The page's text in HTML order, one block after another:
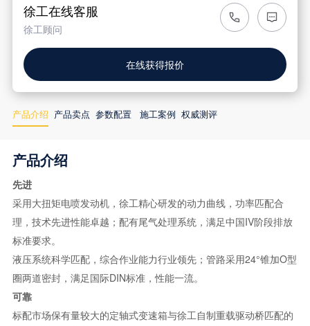
徐工在线客服
徐工顾问
在线获得报价
产品介绍 产品卖点 参数配置 施工案例 权威测评
产品介绍
先进
采用大扭矩电喷发动机，徐工精心研发的动力曲线，功率匹配合
理，技术先进性能卓越；配有尾气处理系统，满足中国IV阶段排放
标准要求。
液压系统科学匹配，综合作业能力行业领先；管路采用24°锥加O型
圈两道密封，满足国际DIN标准，性能一流。
可靠
标配市场保有量较大的定轴式变速箱与徐工自制重载驱动桥匹配的